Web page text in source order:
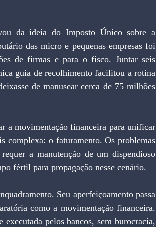
das micro e pequenas empresas foi
de firmas e para o fisco. Juntar seis
guia de recolhimento facilitou a rotina
de manusear cerca de 75 milhões
a movimentação financeira para unificar
complexa: o faturamento. Os problemas
a manutenção de um dispendioso
fértil para propagação nesse cenário.
como a movimentação financeira.
pelos bancos, sem burocracia,